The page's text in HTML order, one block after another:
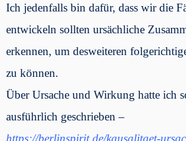
Ich jedenfalls bin dafür, dass wir die
entwickeln sollten ursächliche
erkennen, um desweiteren
zu können.
Über Ursache und Wirkung hatte ich
ausführlich geschrieben –
https://berlinspirit.de/kausalitaet-